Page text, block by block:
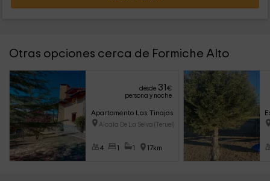
Otras opciones cerca de Formiche Alto
desde 31
€
persona y noche
Apartamento Las Tinajas
Alcala De La Selva (Teruel)
4 1 1 17km